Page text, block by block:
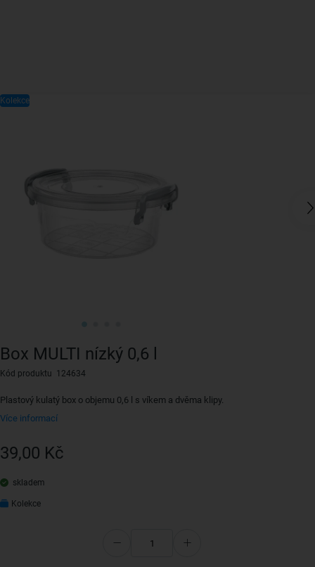
Box MULTI nízký 0,6 l
Kód produktu 124634
Plastový kulatý box o objemu 0,6 l s víkem a dvěma klipy.
Více informací
39,00 Kč
skladem
Kolekce
Kolekce